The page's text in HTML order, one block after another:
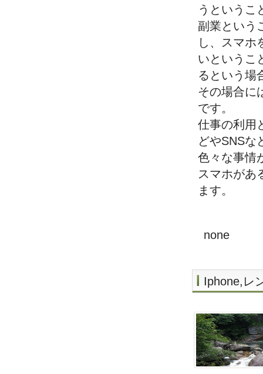
うというこ
副業という
し、スマホ
いというこ
るという場
その場合に
です。
仕事の利用
どやSNSな
色々な事情
スマホがあ
ます。
none
Iphone,レ